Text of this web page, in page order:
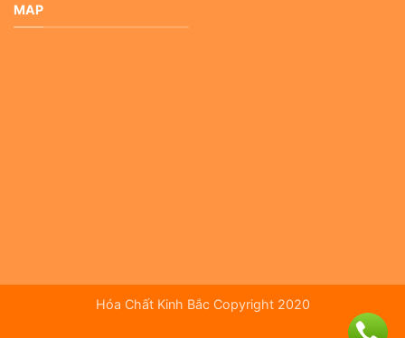
MAP
Hóa Chất Kinh Bắc Copyright 2020